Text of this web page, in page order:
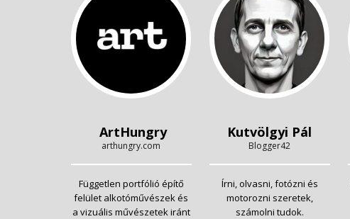
ArtHungry
arthungry.com
Független portfólió építő
felület alkotóművészek és
a vizuális művészetek iránt
Kutvölgyi Pál
Blogger42
Írni, olvasni, fotózni és
motorozni szeretek,
számolni tudok.